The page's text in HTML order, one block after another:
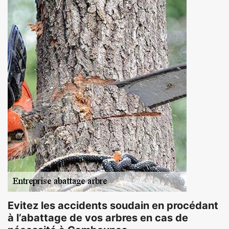
Evitez les accidents soudain en procédant
à l’abattage de vos arbres en cas de